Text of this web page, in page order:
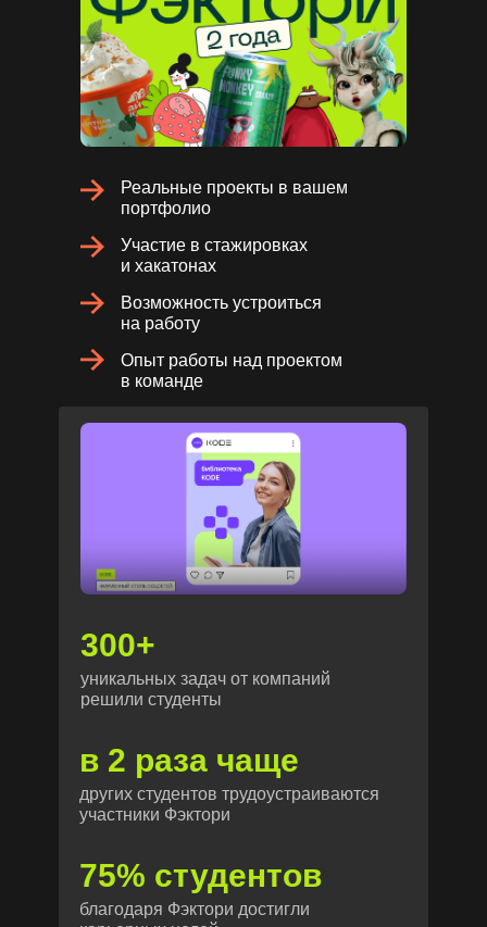
Реальные проекты в вашем
портфолио
уникальных задач от компаний
решили студенты
Участие в стажировках
и хакатонах
Возможность устроиться
на работу
Опыт работы над проектом
в команде
300+
благодаря Фэктори достигли
75% студентов
в 2 раза чаще
других студентов трудоустраиваются
участники Фэктори